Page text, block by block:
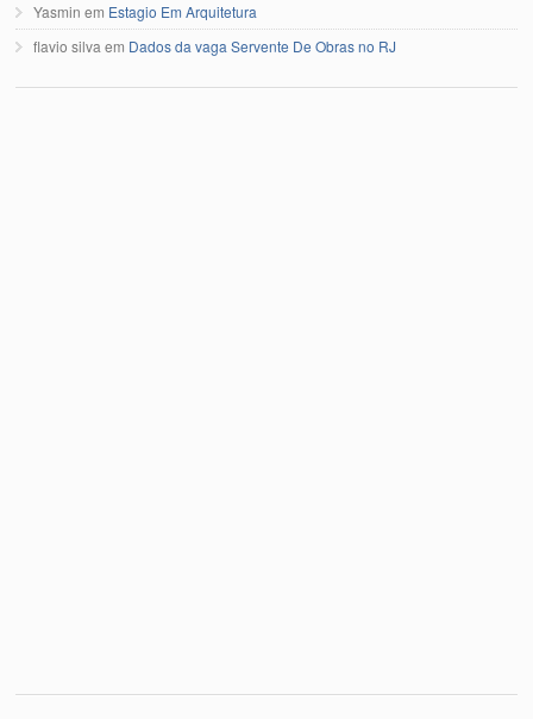
Yasmin em Estagio Em Arquitetura
flavio silva em Dados da vaga Servente De Obras no RJ